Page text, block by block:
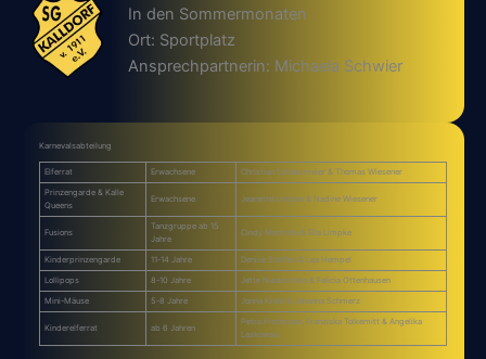
In den Sommermonaten
Ort: Sportplatz
Ansprechpartnerin: Michaela Schwier
Karnevalsabteilung
Elferrat Erwachsene Christian Schaksmeier & Thomas Wiesener
Prinzengarde & Kalle
Queens
Erwachsene Jeanette Limpke & Nadine Wiesener
Fusions
Tanzgruppe ab 15
Jahre
Cindy Martinho & Ella Limpke
Kinderprinzengarde 11-14 Jahre Denise Steffen & Lea Hempel
Lollipops 8-10 Jahre Jette Niedernolte & Felicia Ottenhausen
Mini-Mäuse 5-8 Jahre Jonna Krahl & Johanna Schmerz
Kinderelferrat ab 6 Jahren
Petra Pischczan, Franziska Tolkemitt & Angelika
Laskowski